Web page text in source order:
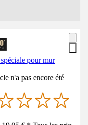
pour mur
n'a pas encore été